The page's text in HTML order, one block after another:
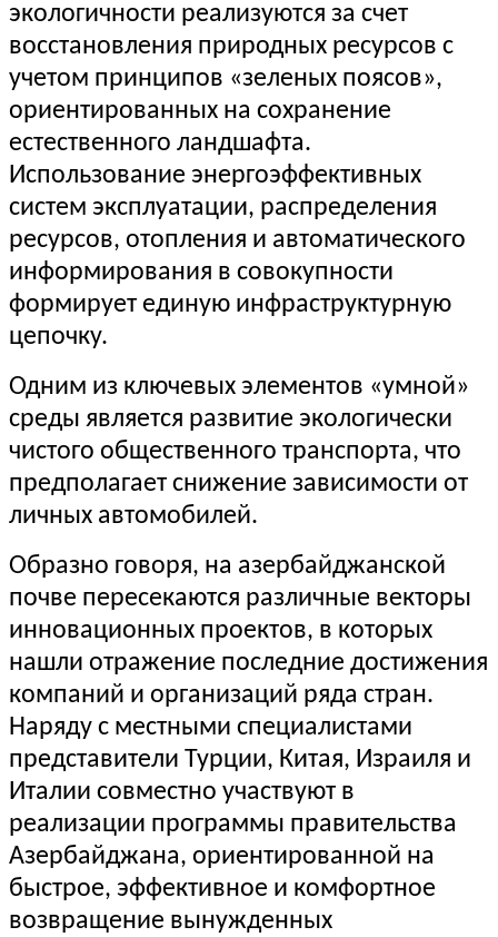
экологичности реализуются за счет
восстановления природных ресурсов с
учетом принципов «зеленых поясов»,
ориентированных на сохранение
естественного ландшафта.
Использование энергоэффективных
систем эксплуатации, распределения
ресурсов, отопления и автоматического
информирования в совокупности
формирует единую инфраструктурную
цепочку.
Одним из ключевых элементов «умной»
среды является развитие экологически
чистого общественного транспорта, что
предполагает снижение зависимости от
личных автомобилей.
Образно говоря, на азербайджанской
почве пересекаются различные векторы
инновационных проектов, в которых
нашли отражение последние достижения
компаний и организаций ряда стран.
Наряду с местными специалистами
представители Турции, Китая, Израиля и
Италии совместно участвуют в
реализации программы правительства
Азербайджана, ориентированной на
быстрое, эффективное и комфортное
возвращение вынужденных